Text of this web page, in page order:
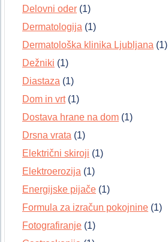
Delovni oder (1)
Dermatologija (1)
Dermatološka klinika Ljubljana (1)
Dežniki (1)
Diastaza (1)
Dom in vrt(1)
Dostava hrane na dom (1)
Drsna vrata (1)
Električni skiroji (1)
Elektroerozija (1)
Energijske pijače (1)
Formula za izračun pokojnine (1)
Fotografiranje (1)